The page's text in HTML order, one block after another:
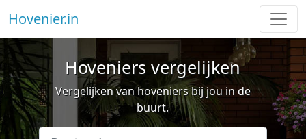
Hovenier.in
Hoveniers vergelijken
Vergelijken van hoveniers bij jou in de
buurt.